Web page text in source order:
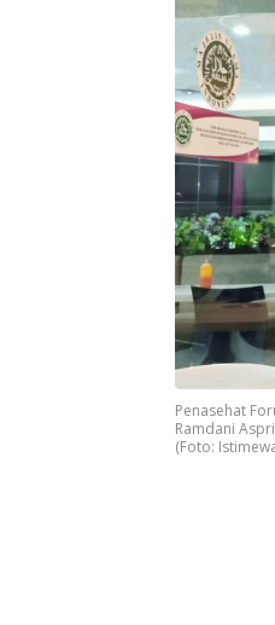
Penasehat
Ramdani
(Foto: